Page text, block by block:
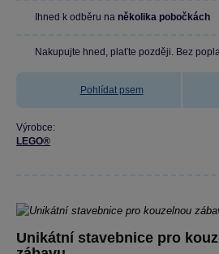
Ihned k odběru na několika pobočkách
Nakupujte hned, plaťte později. Bez
Pohlídat psem
Výrobce:
LEGO®
Unikátní stavebnice pro